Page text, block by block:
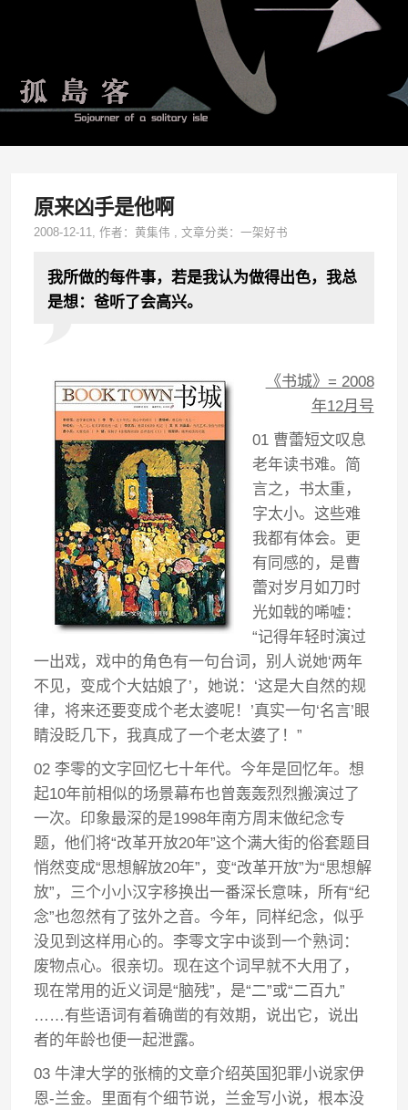
原来凶手是他啊
2008-12-11, 作者：黄集伟 ,文章分类：一架好书
我所做的每件事，若是我认为做得出色，我总
是想：爸听了会高兴。
《书城》= 2008
年12月号
01 曹蕾短文叹息
老年读书难。简
言之，书太重，
字太小。这些难
我都有体会。更
有同感的，是曹
蕾对岁月如刀时
光如戟的唏嘘：
“记得年轻时演过
一出戏，戏中的角色有一句台词，别人说她‘两年
不见，变成个大姑娘了’，她说：‘这是大自然的规
律，将来还要变成个老太婆呢！’真实一句‘名言’眼
睛没眨几下，我真成了一个老太婆了！”
02 李零的文字回忆七十年代。今年是回忆年。想
起10年前相似的场景幕布也曾轰轰烈烈搬演过了
一次。印象最深的是1998年南方周末做纪念专
题，他们将“改革开放20年”这个满大街的俗套题目
悄然变成“思想解放20年”，变“改革开放”为“思想解
放”，三个小小汉字移换出一番深长意味，所有“纪
念”也忽然有了弦外之音。今年，同样纪念，似乎
没见到这样用心的。李零文字中谈到一个熟词：
废物点心。很亲切。现在这个词早就不大用了，
现在常用的近义词是“脑残”，是“二”或“二百九”
……有些语词有着确凿的有效期，说出它，说出
者的年龄也便一起泄露。
03 牛津大学的张楠的文章介绍英国犯罪小说家伊
恩-兰金。里面有个细节说，兰金写小说，根本没